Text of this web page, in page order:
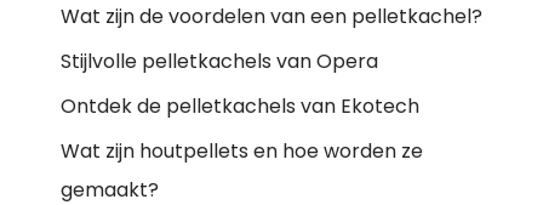
Wat zijn de voordelen van een pelletkachel?
Stijlvolle pelletkachels van Opera
Ontdek de pelletkachels van Ekotech
Wat zijn houtpellets en hoe worden ze
gemaakt?